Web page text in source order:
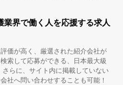
業界で働く人を応援する求人
価が高く、厳選された紹介会社が
索して応募ができる、日本最大級
らに、サイト内に掲載していない
社へ問い合わせすることも可能！